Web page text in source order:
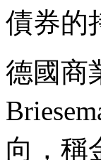
債券的
德國商
向，稱